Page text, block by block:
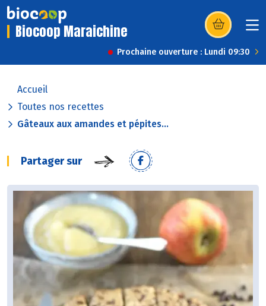
Biocoop Maraichine (s’ouvre dans
Prochaine ouverture : Lundi 09:30
Accueil
Toutes nos recettes
Gâteaux aux amandes et pépites...
Partager sur